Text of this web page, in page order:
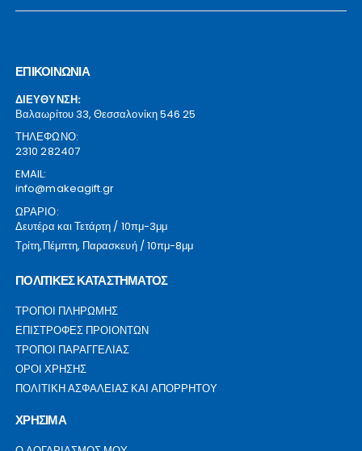
ΕΠΙΚΟΙΝΩΝΙΑ
ΔΙΕΥΘΥΝΣΗ:
Βαλαωρίτου 33, Θεσσαλονίκη 546 25
ΤΗΛΕΦΩΝΟ:
2310 282407
EMAIL:
info@makeagift.gr
ΩΡΑΡΙΟ:
Δευτέρα και Τετάρτη / 10πμ-3μμ
Τρίτη,Πέμπτη, Παρασκευή / 10πμ-8μμ
ΠΟΛΙΤΙΚΕΣ ΚΑΤΑΣΤΗΜΑΤΟΣ
ΤΡΟΠΟΙ ΠΛΗΡΩΜΗΣ
ΕΠΙΣΤΡΟΦΕΣ ΠΡΟΙΟΝΤΩΝ
ΤΡΟΠΟΙ ΠΑΡΑΓΓΕΛΙΑΣ
ΟΡΟΙ ΧΡΗΣΗΣ
ΠΟΛΙΤΙΚΗ ΑΣΦΑΛΕΙΑΣ ΚΑΙ ΑΠΟΡΡΗΤΟΥ
ΧΡΗΣΙΜΑ